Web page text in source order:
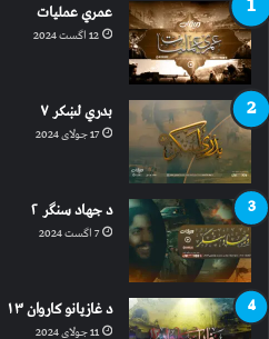
عمري عملیات
12 اگست 2024
بدري لښکر ۷
17 جولای 2024
د جهاد سنګر ۲
7 اگست 2024
د غازیانو کاروان ۱۳
11 جولای 2024